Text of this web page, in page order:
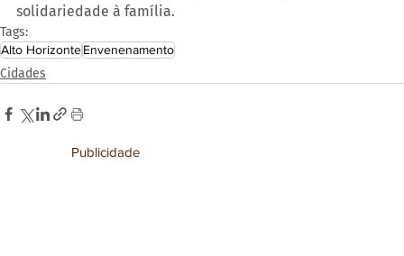
solidariedade à família.
Tags:
Alto HorizonteEnvenenamento
Cidades
Publicidade